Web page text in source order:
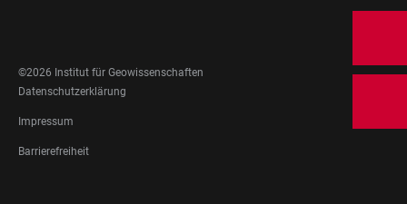
MEDIA
©2026 Institut für Geowissenschaften
FOOTER
LEGAL
Datenschutzerklärung
Impressum
Barrierefreiheit